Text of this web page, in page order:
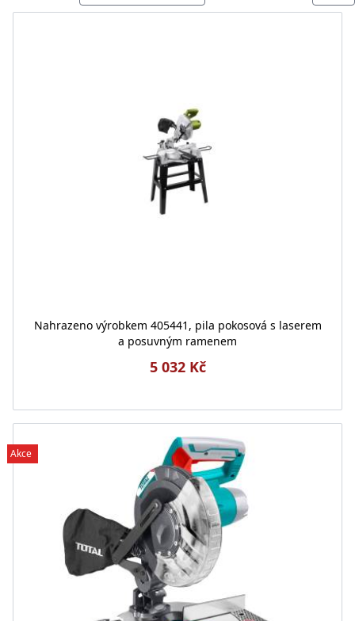
Nahrazeno výrobkem 405441, pila pokosová s laserem
a posuvným ramenem
5 032 Kč
Akce